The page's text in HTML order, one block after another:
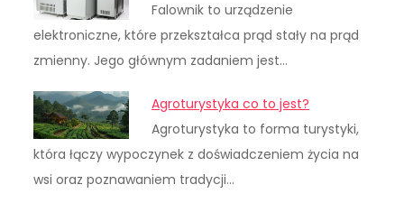
Falownik to urządzenie
elektroniczne, które przekształca prąd stały na prąd
zmienny. Jego głównym zadaniem jest…
Agroturystyka co to jest?
Agroturystyka to forma turystyki,
która łączy wypoczynek z doświadczeniem życia na
wsi oraz poznawaniem tradycji…